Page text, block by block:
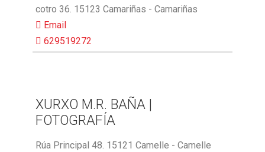
cotro 36. 15123 Camariñas - Camariñas
Email
629519272
XURXO M.R. BAÑA |
FOTOGRAFÍA
Rúa Principal 48. 15121 Camelle - Camelle